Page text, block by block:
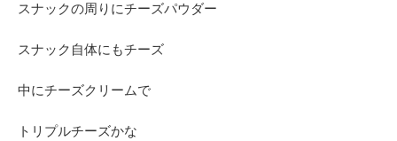
スナックの周りにチーズパウダー
スナック自体にもチーズ
中にチーズクリームで
トリプルチーズかな